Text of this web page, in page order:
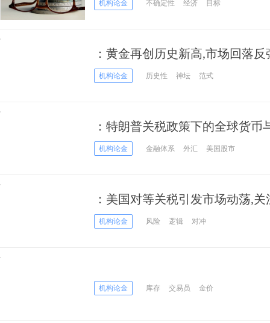
机构论金 不确定性 经济 目标
：黄金再创历史新高,市场回落反
机构论金 历史性 神坛 范式
：特朗普关税政策下的全球货币
机构论金 金融体系 外汇 美国股市
：美国对等关税引发市场动荡,
机构论金 风险 逻辑 对冲
机构论金 库存 交易员 金价